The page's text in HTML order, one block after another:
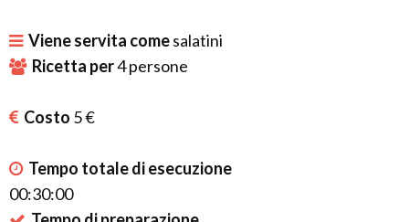
Viene servita comesalatini
Ricetta per4persone
Costo 5 €
Tempo totale di esecuzione
00:30:00